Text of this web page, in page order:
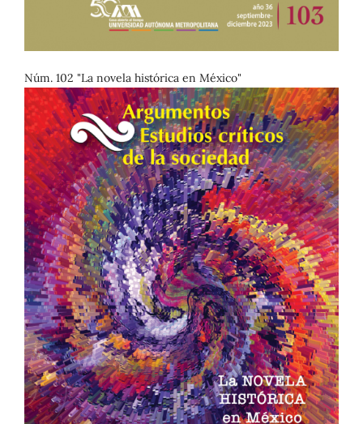
Núm. 102 "La novela histórica en México"